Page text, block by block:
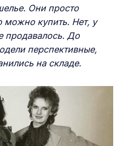
Они просто
можно купить. Нет, у
продавалось. До
перспективные,
на складе.